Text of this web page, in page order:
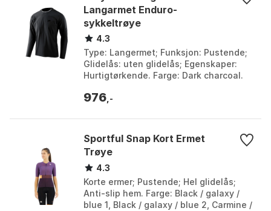
Langarmet Enduro-
sykkeltrøye
4.3
Type: Langermet; Funksjon: Pustende;
Glidelås: uten glidelås; Egenskaper:
Hurtigtørkende. Farge: Dark charcoal.
976 ,-
Sportful Snap Kort Ermet
Trøye
4.3
Korte ermer; Pustende; Hel glidelås;
Anti-slip hem. Farge: Black / galaxy /
blue 1, Black / galaxy / blue 2, Carmine /